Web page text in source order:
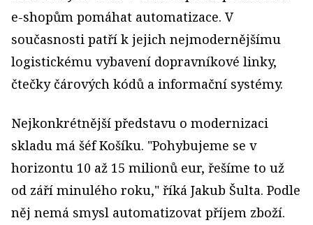
e-shopům pomáhat automatizace. V
současnosti patří k jejich nejmodernějšímu
logistickému vybavení dopravníkové linky,
čtečky čárových kódů a informační systémy.
Nejkonkrétnější představu o modernizaci
skladu má šéf Košíku. "Pohybujeme se v
horizontu 10 až 15 milionů eur, řešíme to už
od září minulého roku," říká Jakub Šulta. Podle
něj nemá smysl automatizovat příjem zboží.